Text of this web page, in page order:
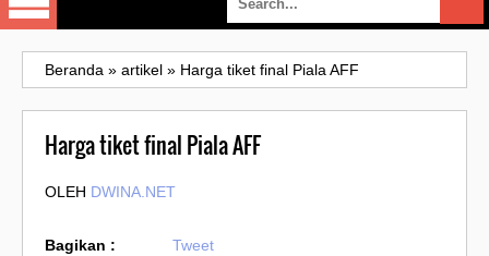
Beranda » artikel » Harga tiket final Piala AFF
Harga tiket final Piala AFF
OLEH DWINA.NET
Bagikan : Tweet